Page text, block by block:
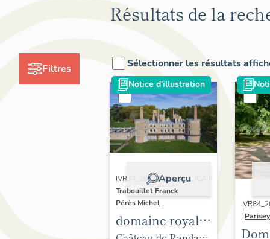
Filtres
Résultats de la
Sélectionner les résultats
Notice d'illustration
Aperçu
IVR84_20226304645NUCA |
Trabouillet Franck
Pérès Michel
domaine royal
|